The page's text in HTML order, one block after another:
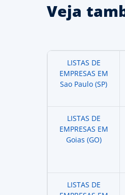
Veja
LISTAS DE
EMPRESAS EM
Sao Paulo (SP)
LISTAS DE
EMPRESAS EM
Goias (GO)
LISTAS DE